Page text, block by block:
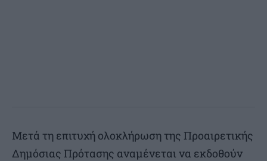
Μετά τη επιτυχή ολοκλήρωση της Προαιρετικής
Δημόσιας Πρότασης αναμένεται να εκδοθούν